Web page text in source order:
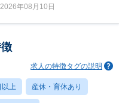
年08月10日
求人の特徴タグの説明
上 産休・育休あり